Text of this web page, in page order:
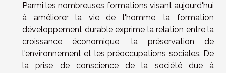
Parmi les nombreuses formations visant aujourd'hui
à améliorer la vie de l'homme, la formation
développement durable exprime la relation entre la
croissance économique, la préservation de
l'environnement et les préoccupations sociales. De
la prise de conscience de la société due à